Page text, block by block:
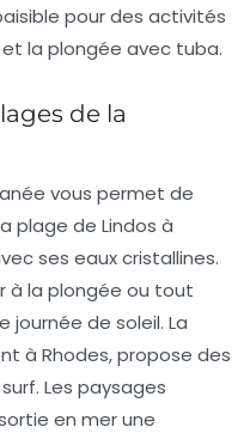
pour des activités
et la plongée avec tuba.
de la
vous permet de
plage de Lindos à
ses eaux cristallines.
à la plongée ou tout
journée de soleil. La
à Rhodes, propose des
. Les paysages
en mer une